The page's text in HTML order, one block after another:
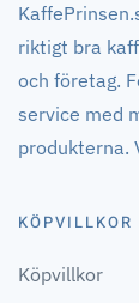
riktigt bra
och företag.
service med
produkterna.
Köpvillkor